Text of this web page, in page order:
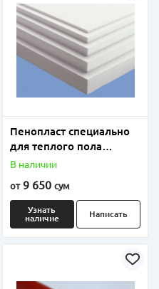
Пенопласт специально
для теплого пола
плотность от 18 до 25
В наличии
от9 650 сум
Узнать
наличие
Написать